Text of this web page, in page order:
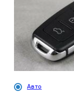
Авто